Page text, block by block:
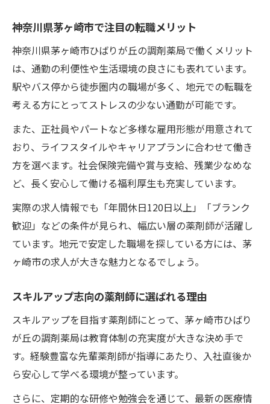
神奈川県茅ヶ崎市で注目の転職メリット
神奈川県茅ヶ崎市ひばりが丘の調剤薬局で働くメリット
は、通勤の利便性や生活環境の良さにも表れています。
駅やバス停から徒歩圏内の職場が多く、地元での転職を
考える方にとってストレスの少ない通勤が可能です。
また、正社員やパートなど多様な雇用形態が用意されて
おり、ライフスタイルやキャリアプランに合わせて働き
方を選べます。社会保険完備や賞与支給、残業少なめな
ど、長く安心して働ける福利厚生も充実しています。
実際の求人情報でも「年間休日120日以上」「ブランク
歓迎」などの条件が見られ、幅広い層の薬剤師が活躍し
ています。地元で安定した職場を探している方には、茅
ヶ崎市の求人が大きな魅力となるでしょう。
スキルアップ志向の薬剤師に選ばれる理由
スキルアップを目指す薬剤師にとって、茅ヶ崎市ひばり
が丘の調剤薬局は教育体制の充実度が大きな決め手で
す。経験豊富な先輩薬剤師が指導にあたり、入社直後か
ら安心して学べる環境が整っています。
さらに、定期的な研修や勉強会を通じて、最新の医療情